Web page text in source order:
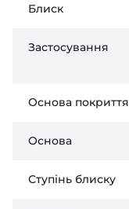
Блиск
Застосування
Основа покриття
Основа
Ступінь блиску